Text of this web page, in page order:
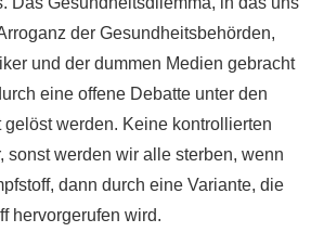
der Gesundheitsbehörden,
und der dummen Medien gebracht
eine offene Debatte unter den
gelöst werden. Keine kontrollierten
sonst werden wir alle sterben, wenn
dann durch eine Variante, die
hervorgerufen wird.